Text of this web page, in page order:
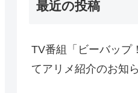
最近の投稿
TV番組「ビーバップ
てアリメ紹介のお知